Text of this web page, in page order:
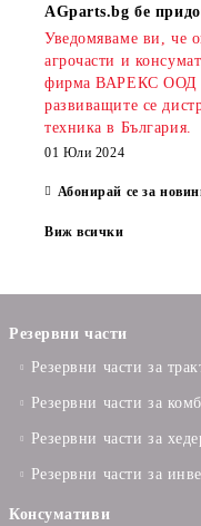
AGparts.bg бе
Уведомяваме ви, че
агрочасти и
фирма ВАРЕКС ООД
развиващите се
техника в България.
01 Юли 2024
Абонирай се за
Виж всички
Резервни части
Резервни части за
Резервни части за
Резервни части за
Резервни части за
Консумативи